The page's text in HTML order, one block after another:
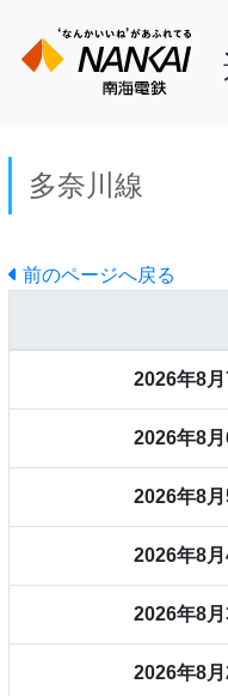
多奈川線
前のページへ戻る
2026年8
2026年8
2026年8
2026年8
2026年8
2026年8